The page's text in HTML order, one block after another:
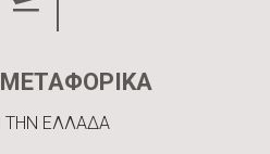
ΤΗΝ ΕΛΛΑΔΑ